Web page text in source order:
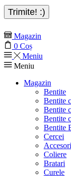
Magazin
0 Coș
Meniu
Meniu
Magazin
Bentite
Bentite
Bentite
Bentite
Bentite
Cercei
Coliere
Bratari
Curele